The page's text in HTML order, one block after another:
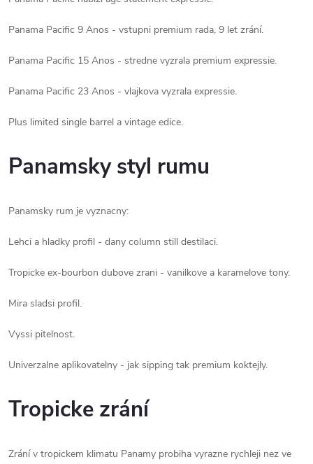
Panama Pacific 9 Anos - vstupni premium rada, 9 let zrání.
Panama Pacific 15 Anos - stredne vyzrala premium expressie.
Panama Pacific 23 Anos - vlajkova vyzrala expressie.
Plus limited single barrel a vintage edice.
Panamsky styl rumu
Panamsky rum je vyznacny:
Lehci a hladky profil - dany column still destilaci.
Tropicke ex-bourbon dubove zrani - vanilkove a karamelove tony.
Mira sladsi profil.
Vyssi pitelnost.
Univerzalne aplikovatelny - jak sipping tak premium koktejly.
Tropicke zrání
Zrání v tropickem klimatu Panamy probiha vyrazne rychleji nez ve